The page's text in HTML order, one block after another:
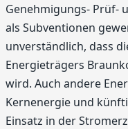
Genehmigungs- Prüf-
als Subventionen
unverständlich, dass
Energieträgers
wird. Auch andere
Kernenergie und
Einsatz in der